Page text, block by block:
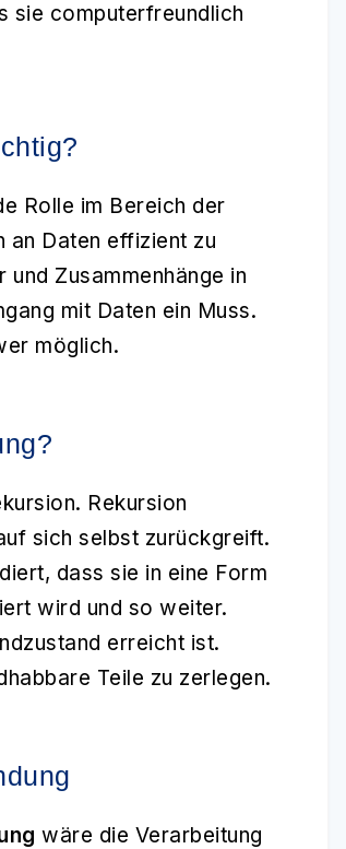
sie computerfreundlich
Rolle im Bereich der
an Daten effizient zu
Zusammenhänge in
mit Daten ein Muss.
möglich.
Rekursion
sich selbst zurückgreift.
dass sie in eine Form
wird und so weiter.
erreicht ist.
Teile zu zerlegen.
wäre die Verarbeitung